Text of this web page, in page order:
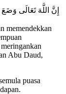
إِنَّ اللَّهَ تَعَالَى
memendekkan
Abu Daud,
puasa